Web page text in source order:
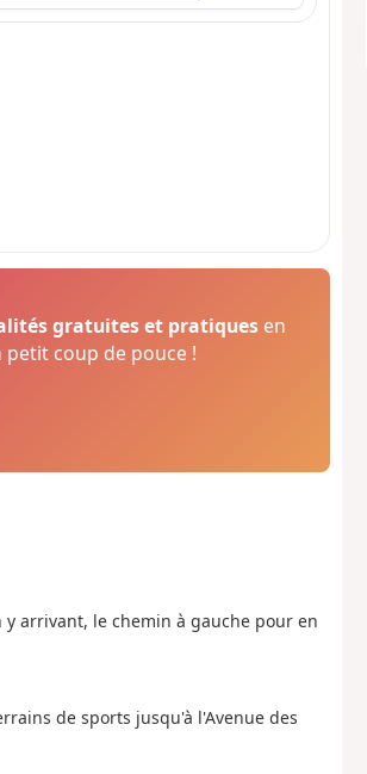
gratuites et pratiques en
coup de pouce !
arrivant, le chemin à gauche pour en
de sports jusqu'à l'Avenue des